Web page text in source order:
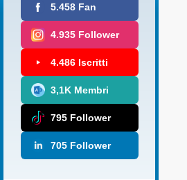
5.458 Fan
4.935 Follower
4.486 Iscritti
3,1K Membri
795 Follower
705 Follower